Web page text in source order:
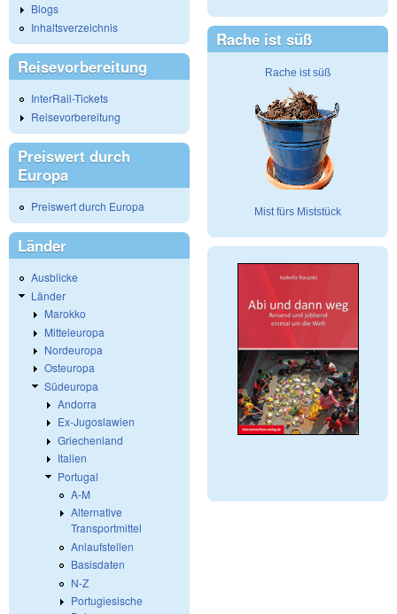
Blogs
Inhaltsverzeichnis
Reisevorbereitung
InterRail-Tickets
Reisevorbereitung
Preiswert durch
Europa
Preiswert durch Europa
Länder
Ausblicke
Länder
Marokko
Mitteleuropa
Nordeuropa
Osteuropa
Südeuropa
Andorra
Ex-Jugoslawien
Griechenland
Italien
Portugal
A-M
Alternative
Transportmittel
Anlaufstellen
Basisdaten
N-Z
Portugiesische
Rache ist süß
Rache ist süß
Mist fürs Miststück